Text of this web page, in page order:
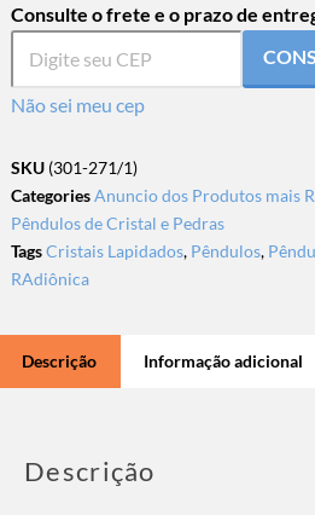
Consulte o frete e o prazo de
Não sei meu cep
SKU (301-271/1)
CategoriesAnuncio dos Produtos mais
Pêndulos de Cristal e Pedras
TagsCristais Lapidados, Pêndulos,
RAdiônica
Descrição Informação adicional
Descrição